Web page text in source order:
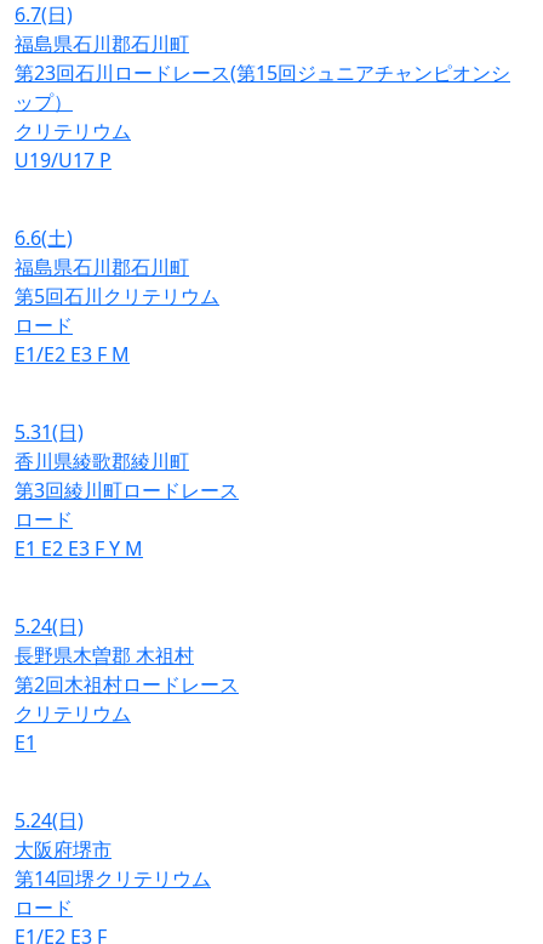
6.7(日)
福島県石川郡石川町
第23回石川ロードレース(第15回ジュニアチャンピオンシ
ップ）
クリテリウム
U19/U17 P
6.6(土)
福島県石川郡石川町
第5回石川クリテリウム
ロード
E1/E2 E3 F M
5.31(日)
香川県綾歌郡綾川町
第3回綾川町ロードレース
ロード
E1 E2 E3 FY M
5.24(日)
長野県木曽郡 木祖村
第2回木祖村ロードレース
クリテリウム
E1
5.24(日)
大阪府堺市
第14回堺クリテリウム
ロード
E1/E2 E3 F